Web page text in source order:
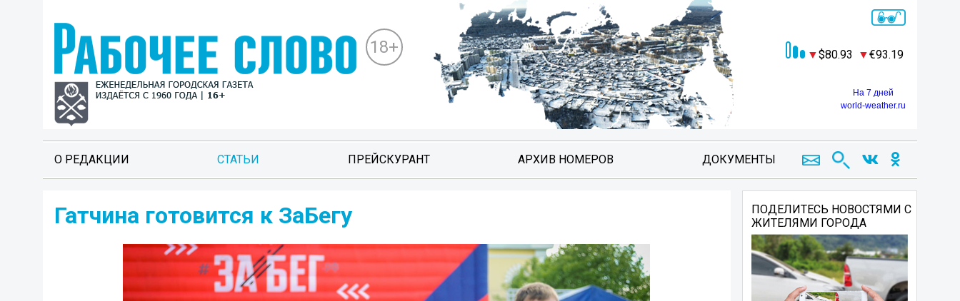
18+ 80.93 93.19
На 7 дней
world-weather.ru
О РЕДАКЦИИ СТАТЬИ ПРЕЙСКУРАНТ АРХИВ НОМЕРОВ ДОКУМЕНТЫ
Гатчина готовится к ЗаБегу
ПОДЕЛИТЕСЬ НОВОСТЯМИ С
ЖИТЕЛЯМИ ГОРОДА